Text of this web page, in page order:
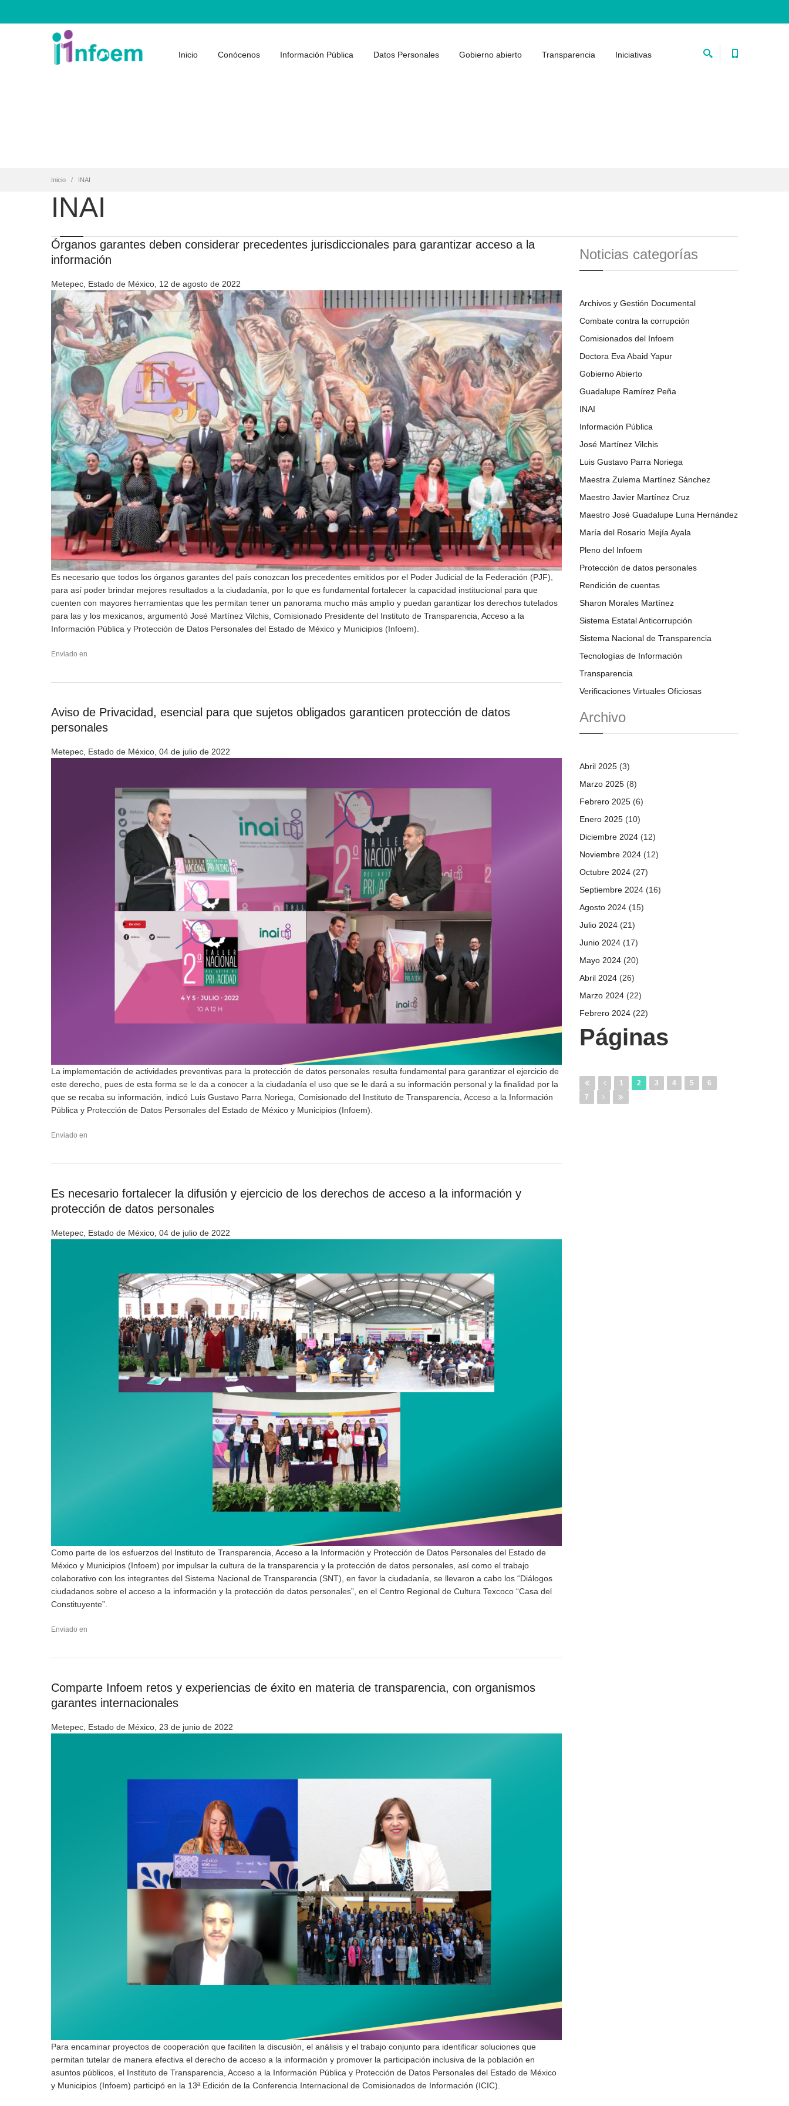
Inicio Conócenos Información Pública Datos Personales Gobierno abierto Transparencia Iniciativas
Inicio INAI
INAI
Órganos garantes deben considerar precedentes jurisdiccionales para garantizar acceso a la
información
Metepec, Estado de México, 12 de agosto de 2022
Es necesario que todos los órganos garantes del país conozcan los precedentes emitidos por el Poder Judicial de la Federación (PJF),
para así poder brindar mejores resultados a la ciudadanía, por lo que es fundamental fortalecer la capacidad institucional para que
cuenten con mayores herramientas que les permitan tener un panorama mucho más amplio y puedan garantizar los derechos tutelados
para las y los mexicanos, argumentó José Martínez Vilchis, Comisionado Presidente del Instituto de Transparencia, Acceso a la
Información Pública y Protección de Datos Personales del Estado de México y Municipios (Infoem).
Enviado en
Aviso de Privacidad, esencial para que sujetos obligados garanticen protección de datos
personales
Metepec, Estado de México, 04 de julio de 2022
La implementación de actividades preventivas para la protección de datos personales resulta fundamental para garantizar el ejercicio de
este derecho, pues de esta forma se le da a conocer a la ciudadanía el uso que se le dará a su información personal y la finalidad por la
que se recaba su información, indicó Luis Gustavo Parra Noriega, Comisionado del Instituto de Transparencia, Acceso a la Información
Pública y Protección de Datos Personales del Estado de México y Municipios (Infoem).
Enviado en
Es necesario fortalecer la difusión y ejercicio de los derechos de acceso a la información y
protección de datos personales
Metepec, Estado de México, 04 de julio de 2022
Como parte de los esfuerzos del Instituto de Transparencia, Acceso a la Información y Protección de Datos Personales del Estado de
México y Municipios (Infoem) por impulsar la cultura de la transparencia y la protección de datos personales, así como el trabajo
colaborativo con los integrantes del Sistema Nacional de Transparencia (SNT), en favor la ciudadanía, se llevaron a cabo los “Diálogos
ciudadanos sobre el acceso a la información y la protección de datos personales”, en el Centro Regional de Cultura Texcoco “Casa del
Constituyente”.
Enviado en
Comparte Infoem retos y experiencias de éxito en materia de transparencia, con organismos
garantes internacionales
Metepec, Estado de México, 23 de junio de 2022
Para encaminar proyectos de cooperación que faciliten la discusión, el análisis y el trabajo conjunto para identificar soluciones que
permitan tutelar de manera efectiva el derecho de acceso a la información y promover la participación inclusiva de la población en
asuntos públicos, el Instituto de Transparencia, Acceso a la Información Pública y Protección de Datos Personales del Estado de México
y Municipios (Infoem) participó en la 13ª Edición de la Conferencia Internacional de Comisionados de Información (ICIC).
Noticias categorías
Archivos y Gestión Documental
Combate contra la corrupción
Comisionados del Infoem
Doctora Eva Abaid Yapur
Gobierno Abierto
Guadalupe Ramírez Peña
INAI
Información Pública
José Martínez Vilchis
Luis Gustavo Parra Noriega
Maestra Zulema Martínez Sánchez
Maestro Javier Martínez Cruz
Maestro José Guadalupe Luna Hernández
María del Rosario Mejía Ayala
Pleno del Infoem
Protección de datos personales
Rendición de cuentas
Sharon Morales Martínez
Sistema Estatal Anticorrupción
Sistema Nacional de Transparencia
Tecnologías de Información
Transparencia
Verificaciones Virtuales Oficiosas
Archivo
Abril 2025 (3)
Marzo 2025 (8)
Febrero 2025 (6)
Enero 2025 (10)
Diciembre 2024 (12)
Noviembre 2024 (12)
Octubre 2024 (27)
Septiembre 2024 (16)
Agosto 2024 (15)
Julio 2024 (21)
Junio 2024 (17)
Mayo 2024 (20)
Abril 2024 (26)
Marzo 2024 (22)
Febrero 2024 (22)
Páginas
1 2 3 4 5
6
7